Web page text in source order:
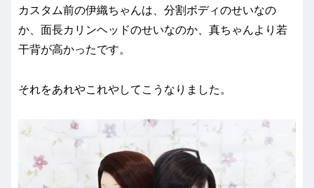
カスタム前の伊織ちゃんは、分割ボディのせいなの
か、面長カリンヘッドのせいなのか、真ちゃんより若
干背が高かったです。
それをあれやこれやしてこうなりました。